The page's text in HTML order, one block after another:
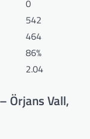
0
542
464
86%
2.04
Örjans Vall,